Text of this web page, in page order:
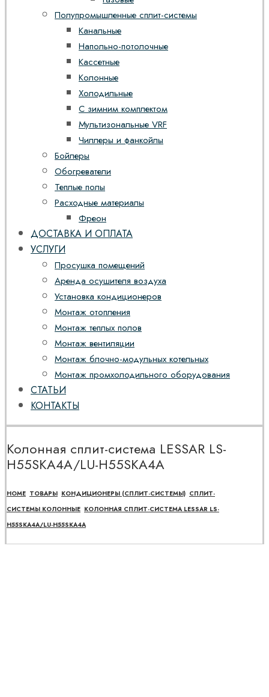
Полупромышленные сплит-системы
Канальные
Напольно-потолочные
Кассетные
Колонные
Холодильные
С зимним комплектом
Мультизональные VRF
Чиллеры и фанкойлы
Бойлеры
Обогреватели
Теплые полы
Расходные материалы
Фреон
ДОСТАВКА И ОПЛАТА
УСЛУГИ
Просушка помещений
Аренда осушителя воздуха
Установка кондиционеров
Монтаж отопления
Монтаж теплых полов
Монтаж вентиляции
Монтаж блочно-модульных котельных
Монтаж промхолодильного оборудования
СТАТЬИ
КОНТАКТЫ
Колонная сплит-система LESSAR LS-
H55SKA4A/LU-H55SKA4A
HOME ТОВАРЫ КОНДИЦИОНЕРЫ (СПЛИТ-СИСТЕМЫ) СПЛИТ-
СИСТЕМЫ КОЛОННЫЕ КОЛОННАЯ СПЛИТ-СИСТЕМА LESSAR LS-
H55SKA4A/LU-H55SKA4A